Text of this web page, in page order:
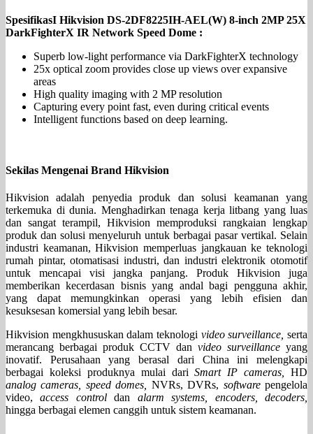
SpesifikasI Hikvision DS-2DF8225IH-AEL(W) 8-inch 2MP 25X
DarkFighterX IR Network Speed Dome :
Superb low-light performance via DarkFighterX technology
25x optical zoom provides close up views over expansive
areas
High quality imaging with 2 MP resolution
Capturing every point fast, even during critical events
Intelligent functions based on deep learning.
Sekilas Mengenai Brand Hikvision
Hikvision adalah penyedia produk dan solusi keamanan yang
terkemuka di dunia. Menghadirkan tenaga kerja litbang yang luas
dan sangat terampil, Hikvision memproduksi rangkaian lengkap
produk dan solusi menyeluruh untuk berbagai pasar vertikal. Selain
industri keamanan, Hikvision memperluas jangkauan ke teknologi
rumah pintar, otomatisasi industri, dan industri elektronik otomotif
untuk mencapai visi jangka panjang. Produk Hikvision juga
memberikan kecerdasan bisnis yang andal bagi pengguna akhir,
yang dapat memungkinkan operasi yang lebih efisien dan
kesuksesan komersial yang lebih besar.
Hikvision mengkhususkan dalam teknologi video surveillance, serta
merancang berbagai produk CCTV dan video surveillance yang
inovatif. Perusahaan yang berasal dari China ini melengkapi
berbagai koleksi produknya mulai dariSmart IP cameras, HD
analog cameras, speed domes, NVRs, DVRs, softwarepengelola
video,access controldan alarm systems, encoders, decoders,
hingga berbagai elemen canggih untuk sistem keamanan.